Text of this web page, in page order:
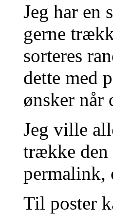
Jeg har en
gerne
sorteres
dette med
ønsker når
Jeg ville
trække den
permalink,
Til poster